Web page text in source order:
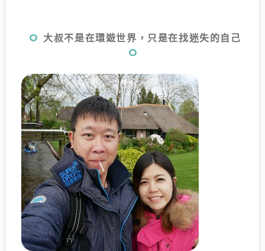
大叔不是在環遊世界，只是在找迷失的自己